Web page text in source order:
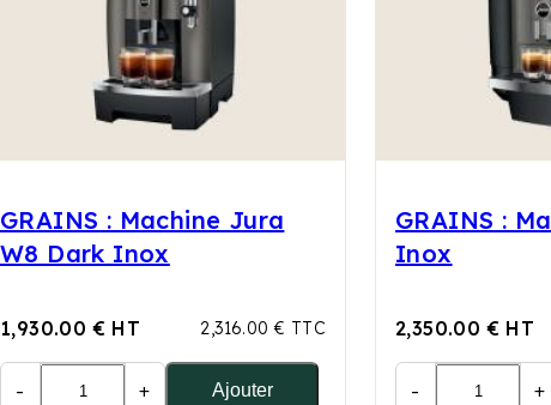
GRAINS : Machine Jura
W8 Dark Inox
1,930.00 € HT 2,316.00 € TTC
- + Ajouter
GRAINS :
Inox
2,350.00 € HT
- +